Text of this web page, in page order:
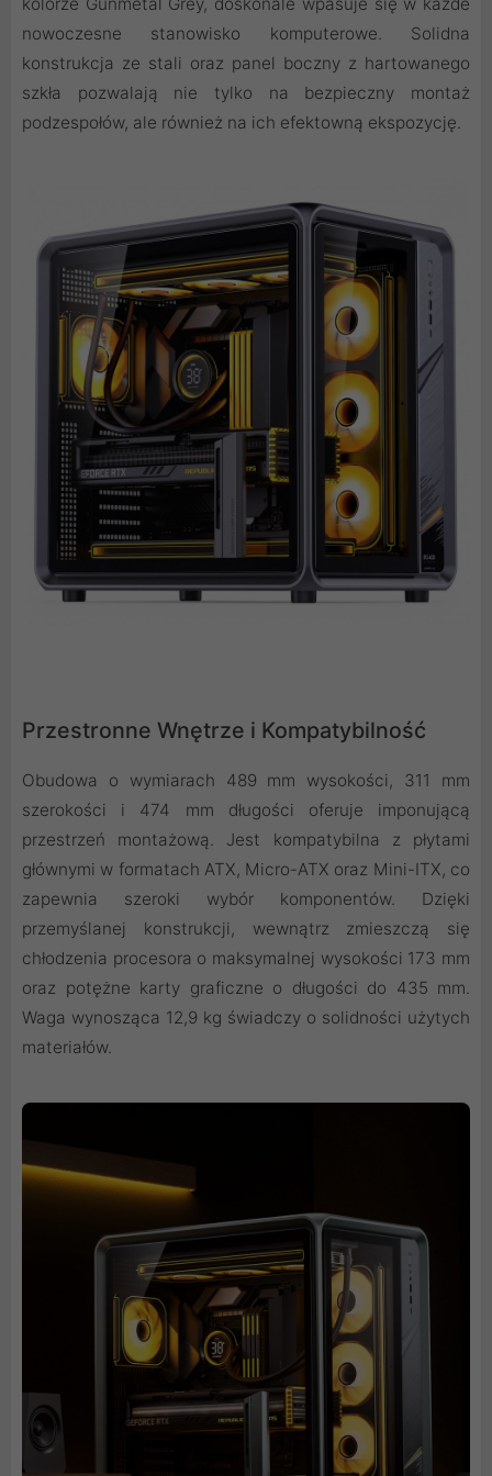
nowoczesne stanowisko komputerowe. Solidna
konstrukcja ze stali oraz panel boczny z hartowanego
szkła pozwalają nie tylko na bezpieczny montaż
podzespołów, ale również na ich efektowną ekspozycję.
Przestronne Wnętrze i Kompatybilność
Obudowa o wymiarach 489 mm wysokości, 311 mm
szerokości i 474 mm długości oferuje imponującą
przestrzeń montażową. Jest kompatybilna z płytami
głównymi w formatach ATX, Micro-ATX oraz Mini-ITX, co
zapewnia szeroki wybór komponentów. Dzięki
przemyślanej konstrukcji, wewnątrz zmieszczą się
chłodzenia procesora o maksymalnej wysokości 173 mm
oraz potężne karty graficzne o długości do 435 mm.
Waga wynosząca 12,9 kg świadczy o solidności użytych
materiałów.